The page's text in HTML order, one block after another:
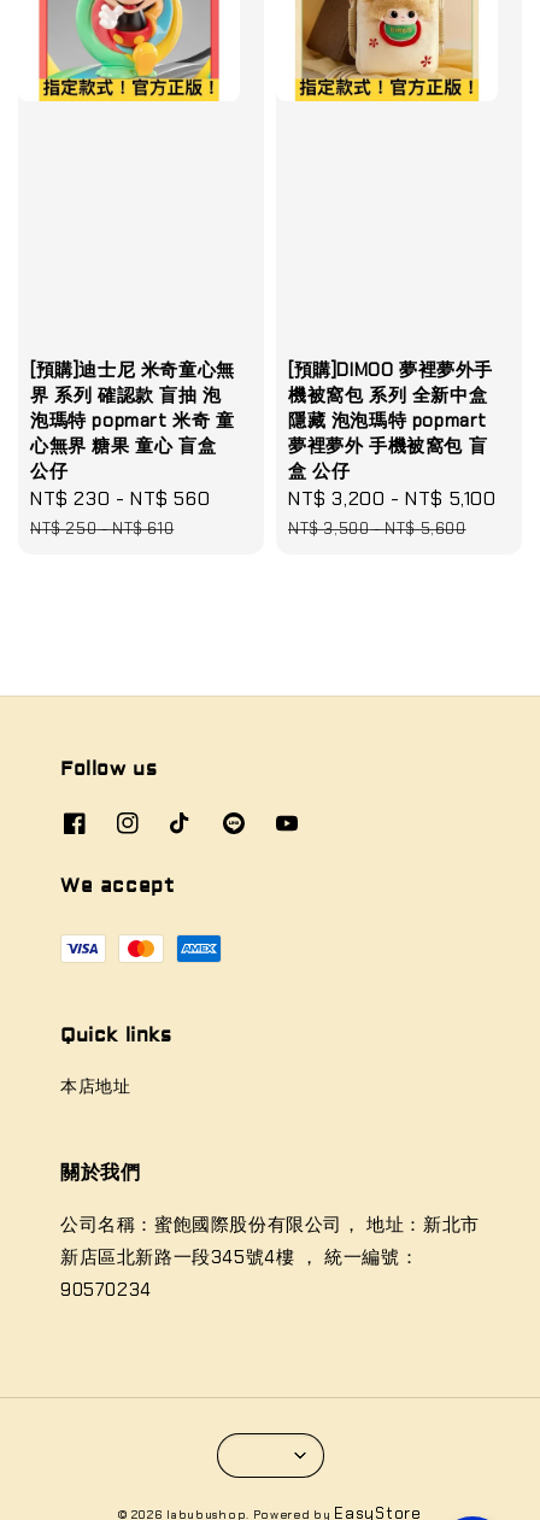
[預購]迪士尼 米奇童心無
界 系列 確認款 盲抽 泡
泡瑪特 popmart 米奇 童
心無界 糖果 童心 盲盒
公仔
Sale
price
NT$ 230 -NT$ 560
Regular
NT$ 250-NT$ 610
[預購]DIMOO 夢裡夢外手
機被窩包 系列 全新中盒
隱藏 泡泡瑪特 popmart
夢裡夢外 手機被窩包 盲
盒 公仔
Sale
price
NT$ 3,200 -NT$ 5,100
NT$ 3,500-NT$ 5,600
Follow us
We accept
Quick links
本店地址
關於我們
公司名稱：蜜飽國際股份有限公司， 地址：新北市
新店區北新路一段345號4樓 ， 統一編號：
90570234
© 2026 labubushop. Powered by EasyStore